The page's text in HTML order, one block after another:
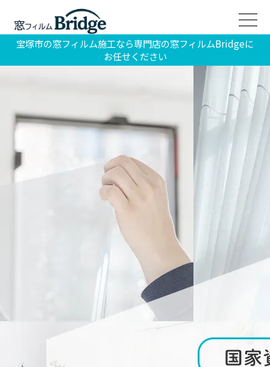
宝塚市の窓フィルム施工なら専門店の窓フィルムBridgeに
お任せください